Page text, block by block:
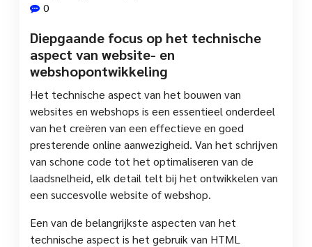
0
Diepgaande focus op het technische
aspect van website- en
webshopontwikkeling
Het technische aspect van het bouwen van
websites en webshops is een essentieel onderdeel
van het creëren van een effectieve en goed
presterende online aanwezigheid. Van het schrijven
van schone code tot het optimaliseren van de
laadsnelheid, elk detail telt bij het ontwikkelen van
een succesvolle website of webshop.
Een van de belangrijkste aspecten van het
technische aspect is het gebruik van HTML